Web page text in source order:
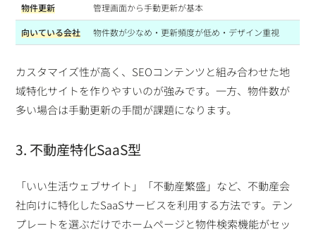
物件更新 管理画面から手動更新が基本
向いている会社 物件数が少なめ・更新頻度が低め・デザイン重視
カスタマイズ性が高く、SEOコンテンツと組み合わせた地
域特化サイトを作りやすいのが強みです。一方、物件数が
多い場合は手動更新の手間が課題になります。
3. 不動産特化SaaS型
「いい生活ウェブサイト」「不動産繁盛」など、不動産会
社向けに特化したSaaSサービスを利用する方法です。テン
プレートを選ぶだけでホームページと物件検索機能がセッ